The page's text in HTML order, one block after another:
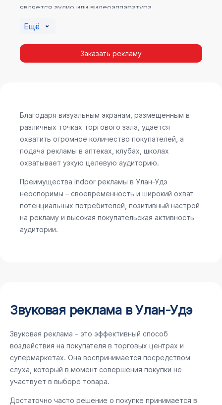
является аудио или видеоаппаратура,
эффективность приносит такой вид рекламы в
местах продаж, поскольку воздействие на
покупателя в момент выбора товара наиболее
Indoor рекламы.
Ещё
Заказать рекламу
Благодаря визуальным экранам, размещенным в
различных точках торгового зала, удается
охватить огромное количество покупателей, а
подача рекламы в аптеках, клубах, школах
охватывает узкую целевую аудиторию.
Преимущества Indoor рекламы в Улан-Удэ
неоспоримы – своевременность и широкий охват
потенциальных потребителей, позитивный настрой
на рекламу и высокая покупательская активность
аудитории.
Звуковая реклама в Улан-Удэ
Звуковая реклама – это эффективный способ
воздействия на покупателя в торговых центрах и
супермаркетах. Она воспринимается посредством
слуха, который в момент совершения покупки не
участвует в выборе товара.
Достаточно часто решение о покупке принимается в